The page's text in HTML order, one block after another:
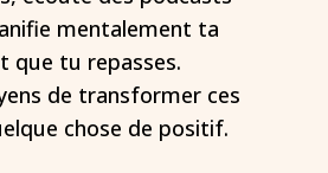
mentalement ta
que tu repasses.
de transformer ces
chose de positif.